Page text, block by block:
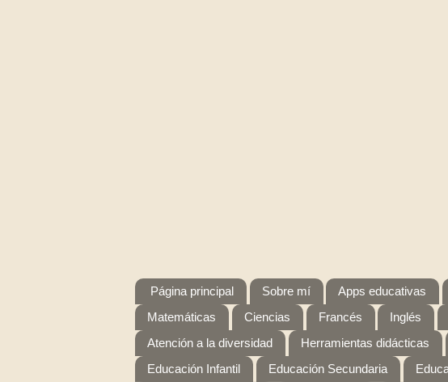
Página principal Sobre mí Apps educativas
Matemáticas
Ciencias Francés Inglés
Atención a la diversidad
Herramientas didácticas
Educación Infantil
Educación Secundaria